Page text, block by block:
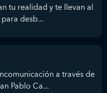
tu realidad y te llevan al
desb...
a través de
Pablo Ca...